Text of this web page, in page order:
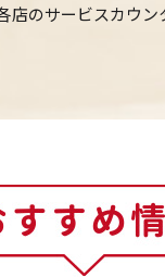
店のサービスカウ